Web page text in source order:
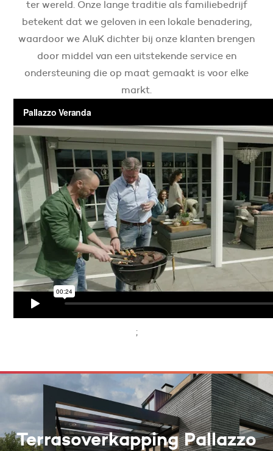
ter wereld. Onze lange traditie als familiebedrijf
betekent dat we geloven in een lokale benadering,
waardoor we AluK dichter bij onze klanten brengen
door middel van een uitstekende service en
ondersteuning die op maat gemaakt is voor elke
markt.
;
Terrasoverkapping Pallazzo